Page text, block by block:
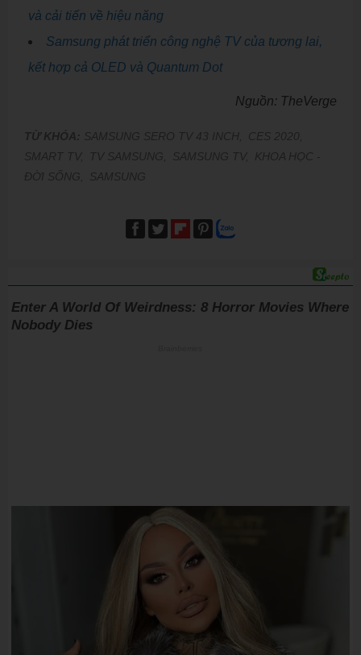
và cải tiến về hiệu năng
Samsung phát triển công nghệ TV của tương lai,
kết hợp cả OLED và Quantum Dot
Nguồn: TheVerge
TỪ KHÓA: SAMSUNG SERO TV 43 INCH,
CES 2020,
SMART TV,
TV SAMSUNG, SAMSUNG TV,
KHOA HỌC -
ĐỜI SỐNG,
SAMSUNG